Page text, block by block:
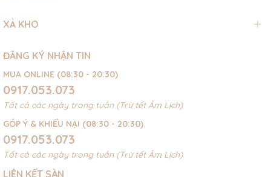
XẢ KHO
ĐĂNG KÝ NHẬN TIN
MUA ONLINE (08:30 - 20:30)
0917.053.073
Tất cả các ngày trong tuần (Trừ tết Âm Lịch)
GÓP Ý & KHIẾU NẠI (08:30 - 20:30)
0917.053.073
Tất cả các ngày trong tuần (Trừ tết Âm Lịch)
LIÊN KẾT SÀN